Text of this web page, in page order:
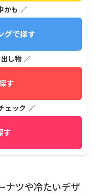
かも ／
グで探す
し物 ／
す
ェック ／
す
ナツや冷たいデザ